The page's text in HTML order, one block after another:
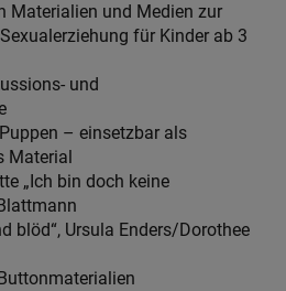
Materialien und Medien zur
für Kinder ab 3
und
– einsetzbar als
Material
„Ich bin doch keine
blöd“, Ursula Enders/Dorothee